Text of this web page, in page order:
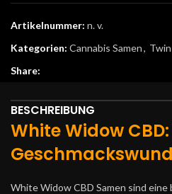
Artikelnummer: n. v.
Kategorien: Cannabis Samen,
Share:
BESCHREIBUNG
White Widow CBD:
White Widow CBD Samen sind